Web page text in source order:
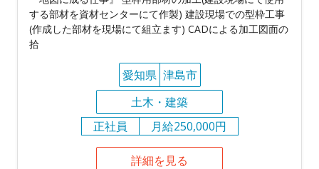
する部材を資材センターにて作製) 建設現場での型枠工事
(作成した部材を現場にて組立ます) CADによる加工図面の
拾
愛知県 津島市
土木・建築
正社員
月給250,000円
詳細を見る